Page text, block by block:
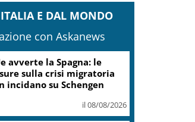
E DAL MONDO
con Askanews
Aperti in Umbria
cinque weekend per
nuovo
il 08/08/2026